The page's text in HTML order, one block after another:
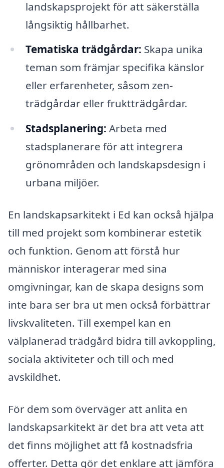
landskapsprojekt för att säkerställa
långsiktig hållbarhet.
Tematiska trädgårdar: Skapa unika
teman som främjar specifika känslor
eller erfarenheter, såsom zen-
trädgårdar eller fruktträdgårdar.
Stadsplanering: Arbeta med
stadsplanerare för att integrera
grönområden och landskapsdesign i
urbana miljöer.
En landskapsarkitekt i Ed kan också hjälpa
till med projekt som kombinerar estetik
och funktion. Genom att förstå hur
människor interagerar med sina
omgivningar, kan de skapa designs som
inte bara ser bra ut men också förbättrar
livskvaliteten. Till exempel kan en
välplanerad trädgård bidra till avkoppling,
sociala aktiviteter och till och med
avskildhet.
För dem som överväger att anlita en
landskapsarkitekt är det bra att veta att
det finns möjlighet att få kostnadsfria
offerter. Detta gör det enklare att jämföra